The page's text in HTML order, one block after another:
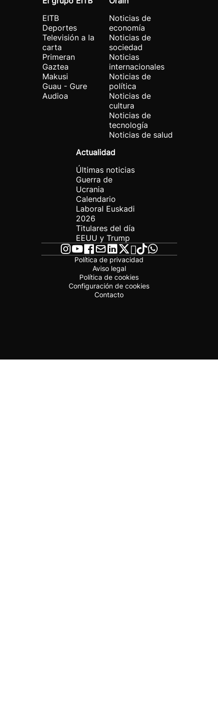
EITB
Deportes
Televisión a la
carta
Primeran
Gaztea
Makusi
Guau - Gure
Audioa
Noticias de
economía
Noticias de
sociedad
Noticias
internacionales
Noticias de
política
Noticias de
cultura
Noticias de
tecnología
Noticias de salud
Actualidad
Últimas noticias
Guerra de
Ucrania
Calendario
Laboral Euskadi
2026
Titulares del día
EEUU y Trump
Política de privacidad
Aviso legal
Política de cookies
Configuración de cookies
Contacto